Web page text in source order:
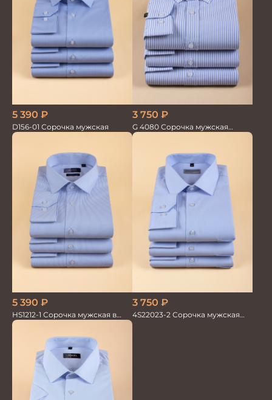
5 390 ₽
D156-01 Сорочка мужская
3 750 ₽
G 4080 Сорочка мужская
голубой
5 390 ₽
HS1212-1 Сорочка мужская в
мелкую полоску
3 750 ₽
4S22023-2 Сорочка мужская